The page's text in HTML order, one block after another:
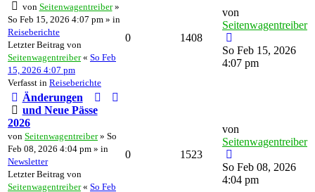
von Seitenwagentreiber»
So Feb 15, 2026 4:07 pm » in
Reiseberichte
Letzter Beitrag von
Seitenwagentreiber« So Feb
15, 2026 4:07 pm
Verfasst in Reiseberichte
0 1408
von
Seitenwagentreiber
So Feb 15, 2026
4:07 pm
Änderungen
und Neue Pässe
2026
von Seitenwagentreiber» So
Feb 08, 2026 4:04 pm » in
Newsletter
Letzter Beitrag von
Seitenwagentreiber« So Feb
0 1523
von
Seitenwagentreiber
So Feb 08, 2026
4:04 pm